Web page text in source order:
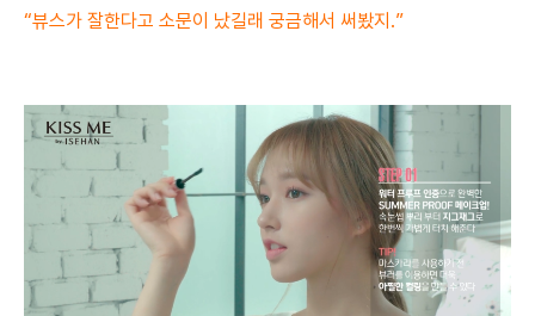
“뷰스가 잘한다고 소문이 났길래 궁금해서 써봤지.”